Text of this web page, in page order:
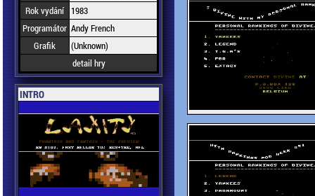
Rok vydání
1983
Programátor Andy French
Grafik
(Unknown)
detail hry
INTRO